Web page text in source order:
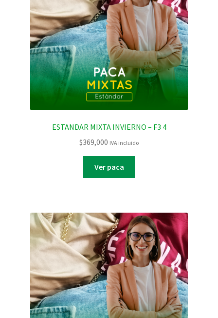
ESTANDAR MIXTA INVIERNO – F3 4
$369,000 IVA incluido
Ver paca